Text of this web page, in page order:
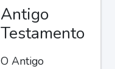
Antigo
Testamento
O Antigo